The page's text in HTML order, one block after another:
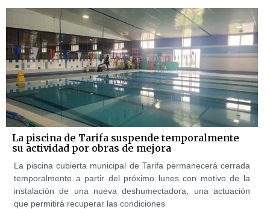
La piscina de Tarifa suspende temporalmente
su actividad por obras de mejora
La piscina cubierta municipal de Tarifa permanecerá cerrada
temporalmente a partir del próximo lunes con motivo de la
instalación de una nueva deshumectadora, una actuación
que permitirá recuperar las condiciones